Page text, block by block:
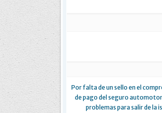
Por falta de un sello en el
de pago del seguro
problemas para salir de la